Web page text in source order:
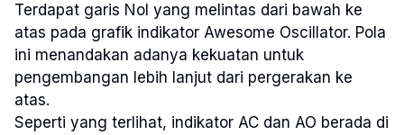
Terdapat garis Nol yang melintas dari bawah ke
atas pada grafik indikator Awesome Oscillator. Pola
ini menandakan adanya kekuatan untuk
pengembangan lebih lanjut dari pergerakan ke
atas.
Seperti yang terlihat, indikator AC dan AO berada di